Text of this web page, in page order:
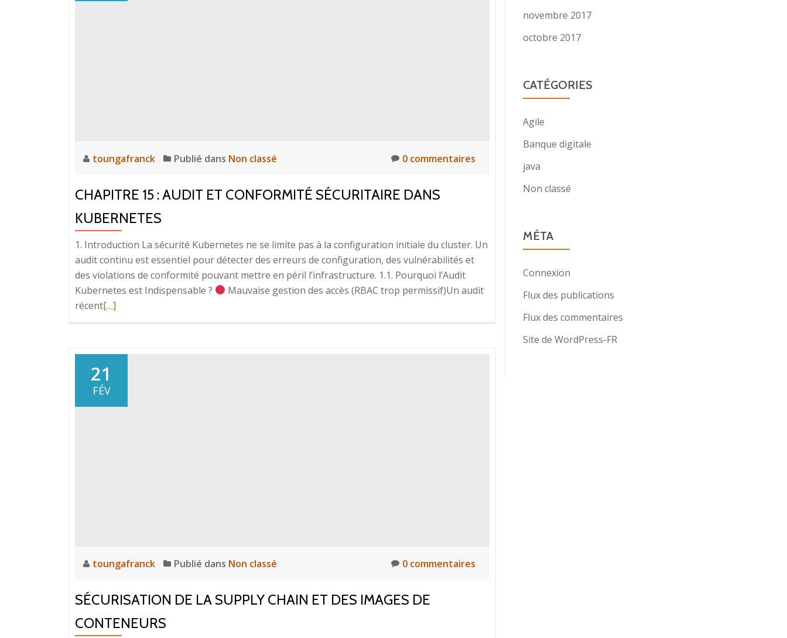
toungafranck Publié dans Non classé 0 commentaires
CHAPITRE 15 : AUDIT ET CONFORMITÉ SÉCURITAIRE DANS
KUBERNETES
1. Introduction La sécurité Kubernetes ne se limite pas à la configuration initiale du cluster. Un
audit continu est essentiel pour détecter des erreurs de configuration, des vulnérabilités et
des violations de conformité pouvant mettre en péril l’infrastructure. 1.1. Pourquoi l’Audit
Kubernetes est Indispensable ?
Mauvaise gestion des accès (RBAC trop permissif)Un audit
récentEn
15
:
Audit
et
[…]
21
FÉV
toungafranck Publié dans Non classé 0 commentaires
SÉCURISATION DE LA SUPPLY CHAIN ET DES IMAGES DE
CONTENEURS
novembre 2017
octobre 2017
CATÉGORIES
Agile
Banque digitale
java
Non classé
MÉTA
Connexion
Flux des publications
Flux des commentaires
Site de WordPress-FR